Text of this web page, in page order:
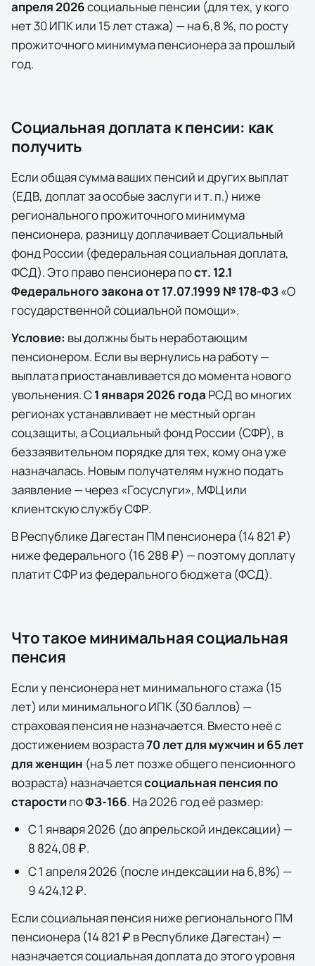
апреля2026социальные пенсии (для тех, у кого
нет 30 ИПК или 15 лет стажа) — на6,8 %, по росту
прожиточного минимума пенсионера за прошлый
год.
Социальная доплата к пенсии: как
получить
Если общая сумма ваших пенсий и других выплат
(ЕДВ, доплат за особые заслуги и т. п.) ниже
регионального прожиточного минимума
пенсионера, разницу доплачиваетСоциальный
фонд России (федеральная социальная доплата,
ФСД). Это право пенсионера пост. 12.1
Федерального закона от 17.07.1999 № 178-ФЗ«О
государственной социальной помощи».
Условие: вы должны быть неработающим
пенсионером. Если вы вернулись на работу —
выплата приостанавливается до момента нового
увольнения. С1 января 2026 года РСД во многих
регионах устанавливает не местный орган
соцзащиты, а Социальный фонд России (СФР), в
беззаявительном порядке для тех, кому она уже
назначалась. Новым получателям нужно подать
заявление — через «Госуслуги», МФЦ или
клиентскую службу СФР.
ВРеспублике Дагестан ПМ пенсионера (14 821 ₽)
ниже федерального (16 288 ₽) — поэтому доплату
платит СФР из федерального бюджета (ФСД).
Что такое минимальная социальная
пенсия
Если у пенсионера нет минимального стажа (15
лет) или минимального ИПК (30 баллов) —
страховая пенсия не назначается. Вместо неё с
достижением возраста70 лет для мужчин и 65 лет
для женщин (на 5 лет позже общего пенсионного
возраста) назначаетсясоциальная пенсия по
старостипоФЗ-166. На2026 год её размер:
С 1 января2026 (до апрельской индексации) —
8 824,08 ₽.
С 1 апреля2026 (после индексации на6,8%) —
9 424,12 ₽.
Если социальная пенсия ниже регионального ПМ
пенсионера (14 821 ₽ вРеспублике Дагестан) —
назначается социальная доплата до этого уровня